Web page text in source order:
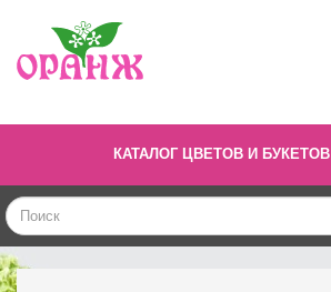
КАТАЛОГ ЦВЕТОВ И БУКЕТОВ